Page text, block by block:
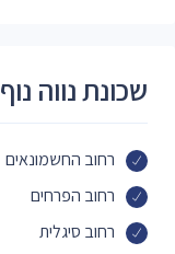
שכונת נווה נוף
רחוב החשמונאים
רחוב הפרחים
רחוב סיגלית